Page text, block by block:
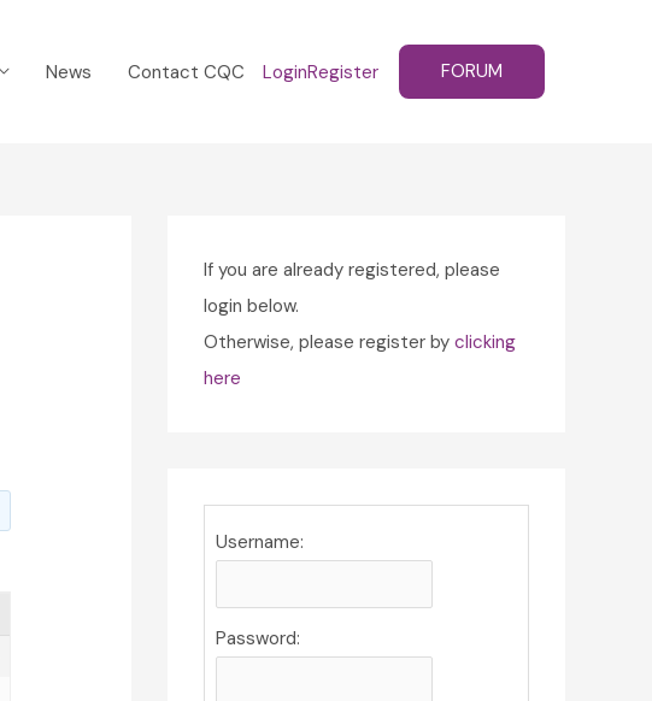
News Contact CQC LoginRegister FORUM
If you are already registered, please
login below.
Otherwise, please register by clicking
here
Username:
Password: